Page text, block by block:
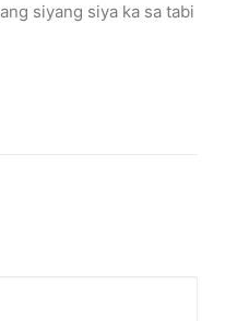
siyang siya ka sa tabi